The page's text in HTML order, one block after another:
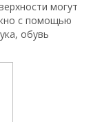
могут
с помощью
обувь